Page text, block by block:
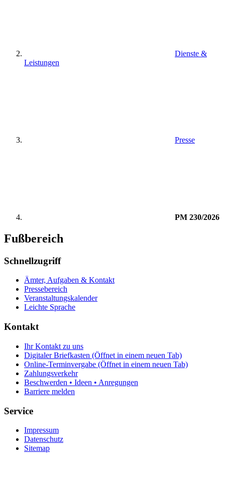
Dienste &
Leistungen
Presse
PM 230/2026
Fußbereich
Schnellzugriff
Ämter, Aufgaben & Kontakt
Pressebereich
Veranstaltungskalender
Leichte Sprache
Kontakt
Ihr Kontakt zu uns
Digitaler Briefkasten (Öffnet in einem neuen Tab)
Online-Terminvergabe (Öffnet in einem neuen Tab)
Zahlungsverkehr
Beschwerden • Ideen • Anregungen
Barriere melden
Service
Impressum
Datenschutz
Sitemap